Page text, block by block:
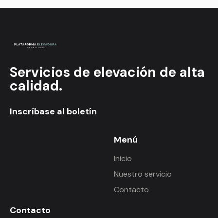
Servicios de elevación de alta
calidad.
Inscríbase al boletín
Menú
Inicio
Nuestro servicio
Contacto
Contacto